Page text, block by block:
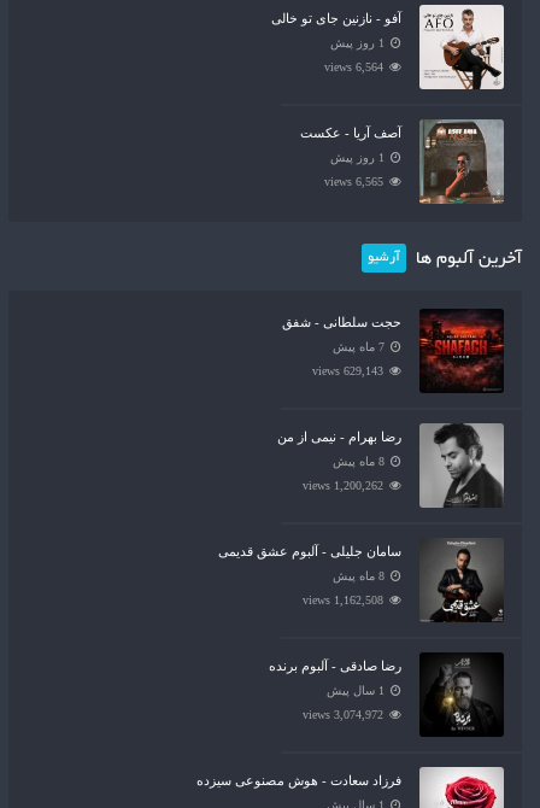
آفو - نازنین جای تو خالی
1 روز پیش
6,564 views
آصف آریا - عکست
1 روز پیش
6,565 views
آخرین آلبوم ها آرشیو
حجت سلطانی - شفق
7 ماه پیش
629,143 views
رضا بهرام - نیمی از من
8 ماه پیش
1,200,262 views
سامان جلیلی - آلبوم عشق قدیمی
8 ماه پیش
1,162,508 views
رضا صادقی - آلبوم برنده
1 سال پیش
3,074,972 views
فرزاد سعادت - هوش مصنوعی سیزده
1 سال پیش